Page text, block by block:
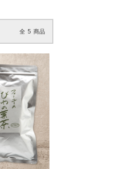
全 5 商品